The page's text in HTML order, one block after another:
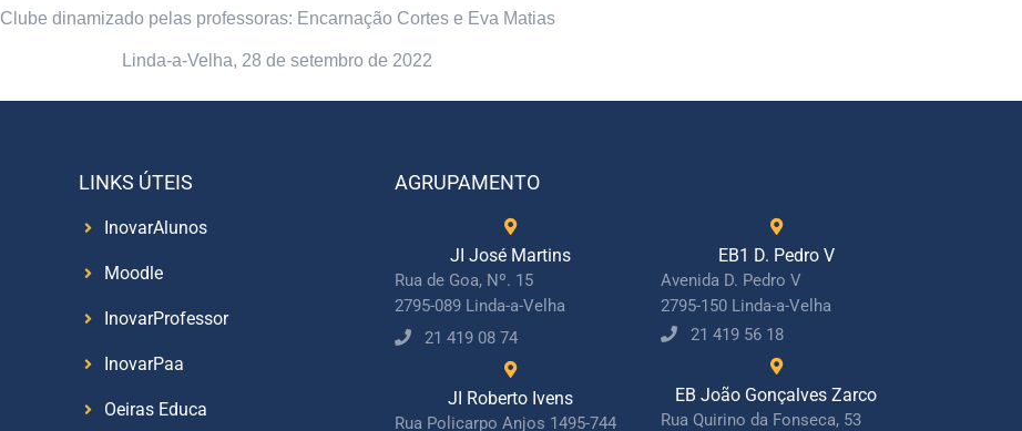
Clube dinamizado pelas professoras: Encarnação Cortes e Eva Matias
Linda-a-Velha, 28 de setembro de 2022
LINKS ÚTEIS
InovarAlunos
Moodle
InovarProfessor
InovarPaa
Oeiras Educa
AGRUPAMENTO
JI José Martins
Rua de Goa, Nº. 15
2795-089 Linda-a-Velha
21 419 08 74
JI Roberto Ivens
Rua Policarpo Anjos 1495-744
EB1 D. Pedro V
Avenida D. Pedro V
2795-150 Linda-a-Velha
21 419 56 18
EB João Gonçalves Zarco
Rua Quirino da Fonseca, 53